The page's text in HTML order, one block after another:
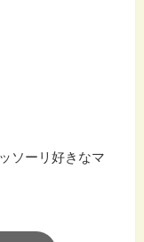
ソーリ好きなマ